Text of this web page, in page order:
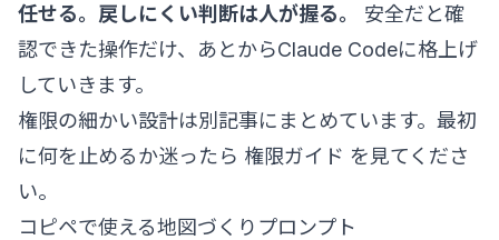
任せる。戻しにくい判断は人が握る。
安全だと確
認できた操作だけ、あとからClaude Codeに格上げ
していきます。
権限の細かい設計は別記事にまとめています。最初
に何を止めるか迷ったら 権限ガイド を見てくださ
い。
コピペで使える地図づくりプロンプト